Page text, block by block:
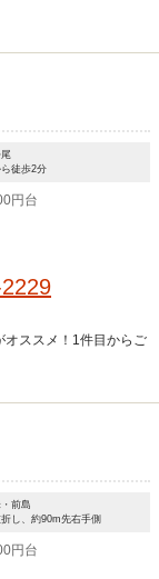
徒歩2分
円台
ススメ！1件目からご
前島
し、約90m先右手側
円台